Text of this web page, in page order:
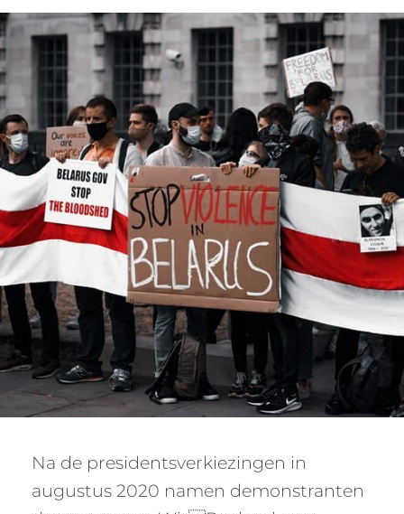
Na de presidentsverkiezingen in
augustus 2020 namen demonstranten